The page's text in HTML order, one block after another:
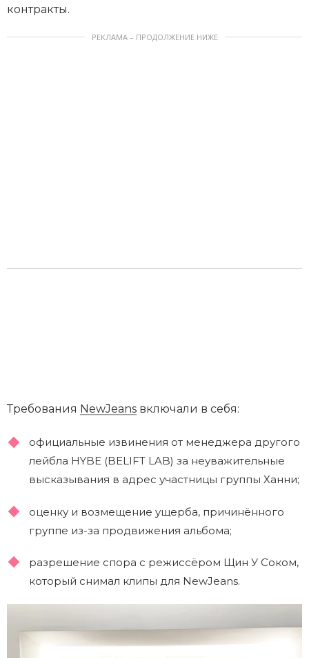
контракты.
РЕКЛАМА – ПРОДОЛЖЕНИЕ НИЖЕ
Требования NewJeans включали в себя:
официальные извинения от менеджера другого
лейбла HYBE (BELIFT LAB) за неуважительные
высказывания в адрес участницы группы Ханни;
оценку и возмещение ущерба, причинённого
группе из-за продвижения альбома;
разрешение спора с режиссёром Щин У Соком,
который снимал клипы для NewJeans.